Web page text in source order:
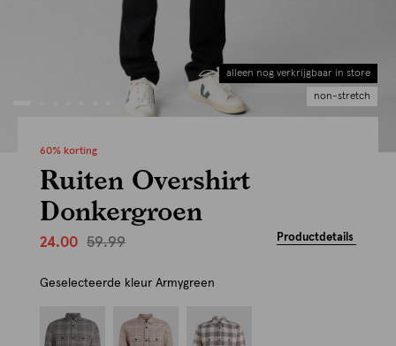
alleen nog verkrijgbaar in store
non-stretch
60% korting
Ruiten Overshirt
Donkergroen
24.00 59.99 Productdetails
Geselecteerde kleur Armygreen